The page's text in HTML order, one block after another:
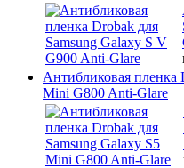
Антибликовая пленка
Mini G800 Anti-Glare